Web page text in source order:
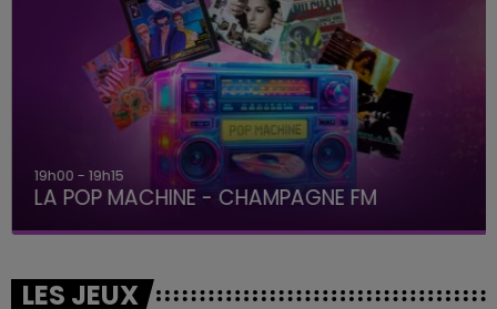
19h00 - 19h15
LA POP MACHINE - CHAMPAGNE FM
LES JEUX